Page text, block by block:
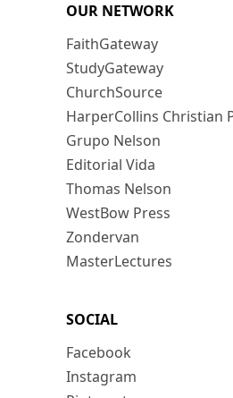
OUR NETWORK
FaithGateway
StudyGateway
ChurchSource
HarperCollins Christian
Grupo Nelson
Editorial Vida
Thomas Nelson
WestBow Press
Zondervan
MasterLectures
SOCIAL
Facebook
Instagram